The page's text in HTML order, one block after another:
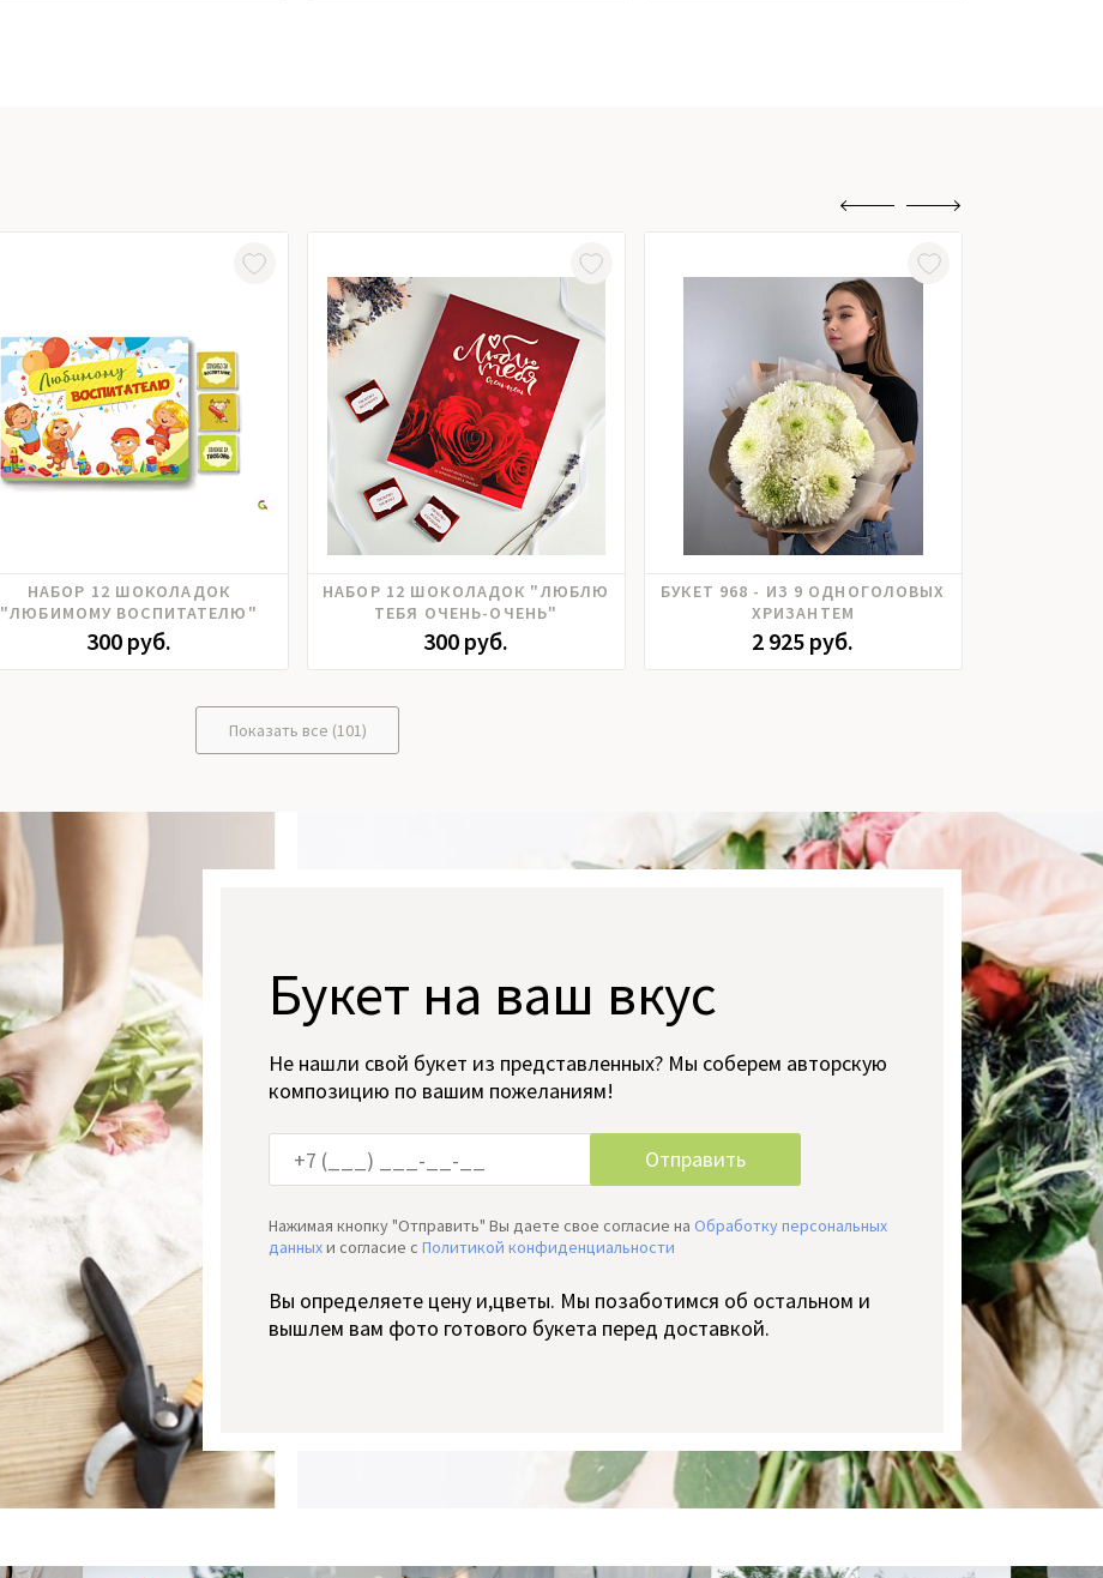
НАБОР 12 ШОКОЛАДОК
"ЛЮБИМОМУ ВОСПИТАТЕЛЮ"
300 руб.
НАБОР 12 ШОКОЛАДОК "ЛЮБЛЮ
ТЕБЯ ОЧЕНЬ-ОЧЕНЬ"
300 руб.
Хризантема
БУКЕТ 968 - ИЗ 9 ОДНОГОЛОВЫХ
ХРИЗАНТЕМ
2 925 руб.
Показать все (101)
Букет на ваш вкус
Не нашли свой букет из представленных? Мы соберем авторскую
композицию по вашим пожеланиям!
Нажимая кнопку "Отправить" Вы даете свое согласие на Обработку персональных
данныхи согласие cПолитикой конфиденциальности
Вы определяете цену и,цветы. Мы позаботимся об остальном и
вышлем вам фото готового букета перед доставкой.